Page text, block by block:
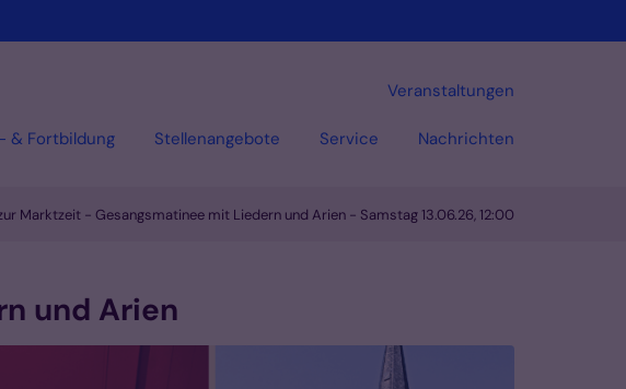
& Fortbildung Stellenangebote Service Nachrichten
Veranstaltungen
Marktzeit - Gesangsmatinee mit Liedern und Arien - Samstag 13.06.26, 12:00
und Arien